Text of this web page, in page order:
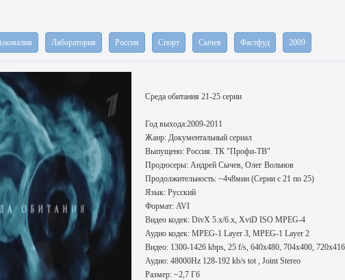
Лаборатория Россия Спорт Сычев Фастфуд 2009
Среда обитания 21-25 серии
Год выхода:2009-2011
Жанр: Документальный сериал
Выпущено: Россия. ТК "Профи-ТВ"
Продюсеры: Андрей Сычев, Олег Вольнов
Продолжительность: ~4ч8мин (Серии с 21 по 25)
Язык: Русский
Формат: AVI
Видео кодек: DivX 5.x/6.x, XviD ISO MPEG-4
Аудио кодек: MPEG-1 Layer 3, MPEG-1 Layer 2
Видео: 1300-1426 kbps, 25 f/s, 640x480, 704x400, 720x416
Аудио: 48000Hz 128-192 kb/s tot , Joint Stereo
Размер: ~2,7 Гб